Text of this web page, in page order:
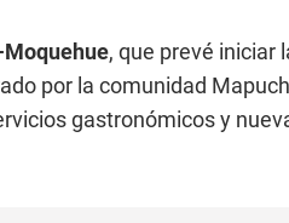
, que prevé iniciar
por la comunidad
gastronómicos y